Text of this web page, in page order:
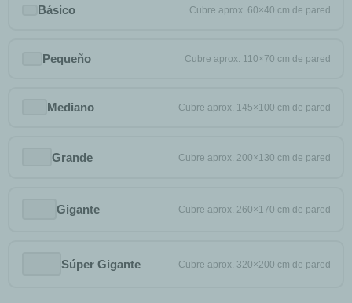
Básico
Pequeño
Mediano
Grande
Gigante
Súper Gigante